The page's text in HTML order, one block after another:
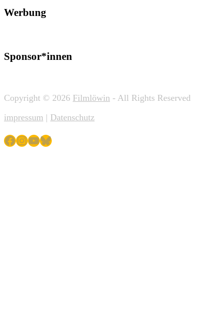
Werbung
Sponsor*innen
Copyright © 2026 Filmlöwin - All Rights Reserved
impressum | Datenschutz
Facebook
Instagram
YouTube
Bluesky